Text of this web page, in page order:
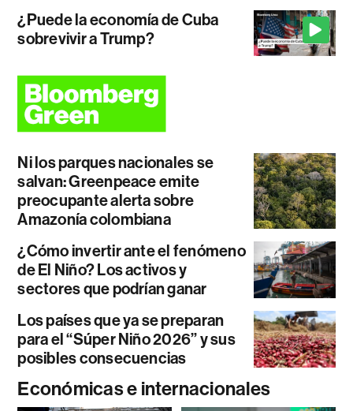
¿Puede la economía de Cuba
sobrevivir a Trump?
Ni los parques nacionales se
salvan: Greenpeace emite
preocupante alerta sobre
Amazonía colombiana
¿Cómo invertir ante el fenómeno
de El Niño? Los activos y
sectores que podrían ganar
Los países que ya se preparan
para el “Súper Niño 2026” y sus
posibles consecuencias
Económicas e internacionales